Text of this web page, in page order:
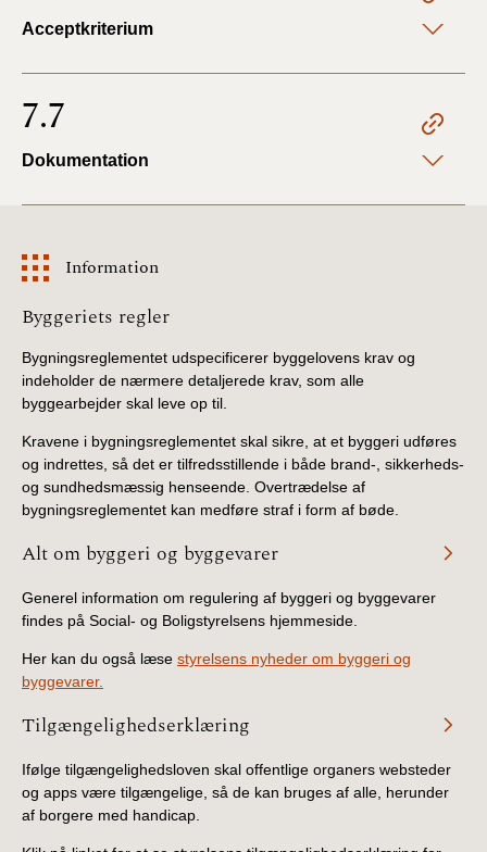
Acceptkriterium
7.7
Dokumentation
Information
Information
Byggeriets regler
Bygningsreglementet udspecificerer byggelovens krav og
indeholder de nærmere detaljerede krav, som alle
byggearbejder skal leve op til.
Kravene i bygningsreglementet skal sikre, at et byggeri udføres
og indrettes, så det er tilfredsstillende i både brand-, sikkerheds-
og sundhedsmæssig henseende. Overtrædelse af
bygningsreglementet kan medføre straf i form af bøde.
Alt om byggeri og byggevarer
Generel information om regulering af byggeri og byggevarer
findes på Social- og Boligstyrelsens hjemmeside.
Her kan du også læse styrelsens nyheder om byggeri og
byggevarer.
Tilgængelighedserklæring
Ifølge tilgængelighedsloven skal offentlige organers websteder
og apps være tilgængelige, så de kan bruges af alle, herunder
af borgere med handicap.